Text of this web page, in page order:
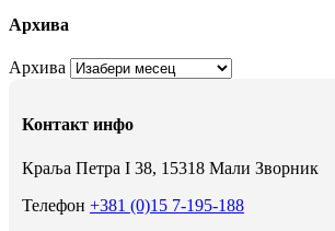
Архива
Архива
Контакт инфо
Краља Петра I 38, 15318 Мали Зворник
Телефон +381 (0)15 7-195-188